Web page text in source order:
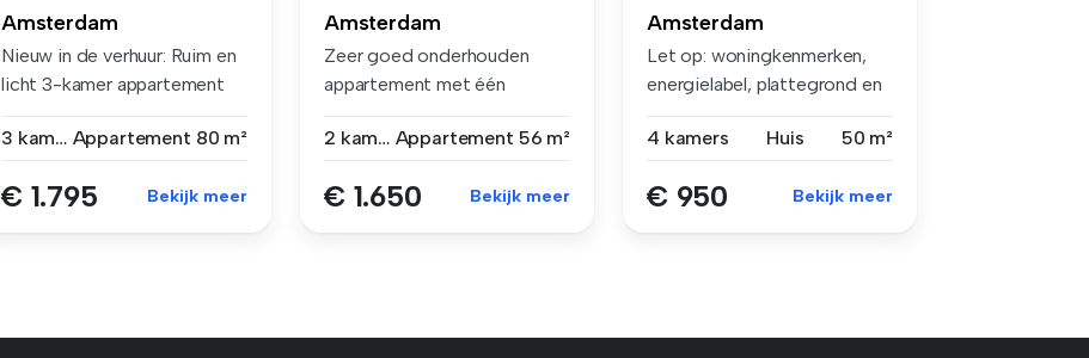
Amsterdam
Nieuw in de verhuur: Ruim en
licht 3-kamer appartement
3 kamers Appartement 80 m²
€ 1.795 Bekijk meer
Amsterdam
Zeer goed onderhouden
appartement met één
2 kamers Appartement 56 m²
€ 1.650 Bekijk meer
Amsterdam
Let op: woningkenmerken,
energielabel, plattegrond en
4 kamers
Huis 50 m²
€ 950 Bekijk meer